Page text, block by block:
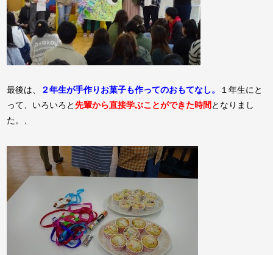
最後は、 ２年生が手作りお菓子も作ってのおもてなし。
１年生にと
って、いろいろと先輩から直接学ぶことができた時間 となりまし
た。、